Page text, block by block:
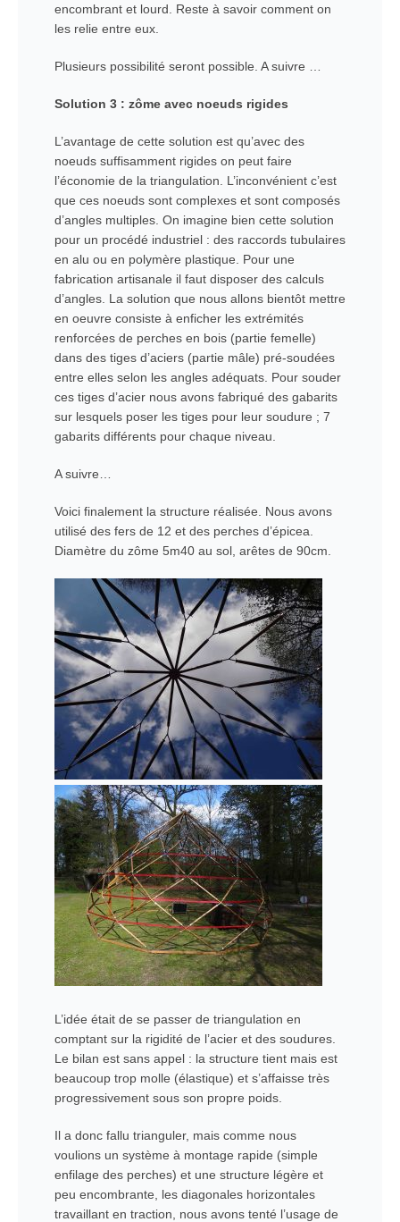
encombrant et lourd. Reste à savoir comment on
les relie entre eux.
Plusieurs possibilité seront possible. A suivre …
Solution 3 : zôme avec noeuds rigides
L’avantage de cette solution est qu’avec des
noeuds suffisamment rigides on peut faire
l’économie de la triangulation. L’inconvénient c’est
que ces noeuds sont complexes et sont composés
d’angles multiples. On imagine bien cette solution
pour un procédé industriel : des raccords tubulaires
en alu ou en polymère plastique. Pour une
fabrication artisanale il faut disposer des calculs
d’angles. La solution que nous allons bientôt mettre
en oeuvre consiste à enficher les extrémités
renforcées de perches en bois (partie femelle)
dans des tiges d’aciers (partie mâle) pré-soudées
entre elles selon les angles adéquats. Pour souder
ces tiges d’acier nous avons fabriqué des gabarits
sur lesquels poser les tiges pour leur soudure ; 7
gabarits différents pour chaque niveau.
A suivre…
Voici finalement la structure réalisée. Nous avons
utilisé des fers de 12 et des perches d’épicea.
Diamètre du zôme 5m40 au sol, arêtes de 90cm.
L’idée était de se passer de triangulation en
comptant sur la rigidité de l’acier et des soudures.
Le bilan est sans appel : la structure tient mais est
beaucoup trop molle (élastique) et s’affaisse très
progressivement sous son propre poids.
Il a donc fallu trianguler, mais comme nous
voulions un système à montage rapide (simple
enfilage des perches) et une structure légère et
peu encombrante, les diagonales horizontales
travaillant en traction, nous avons tenté l’usage de